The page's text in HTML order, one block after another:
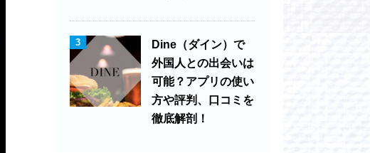
3
Dine（ダイン）で
外国人との出会いは
可能？アプリの使い
方や評判、口コミを
徹底解剖！